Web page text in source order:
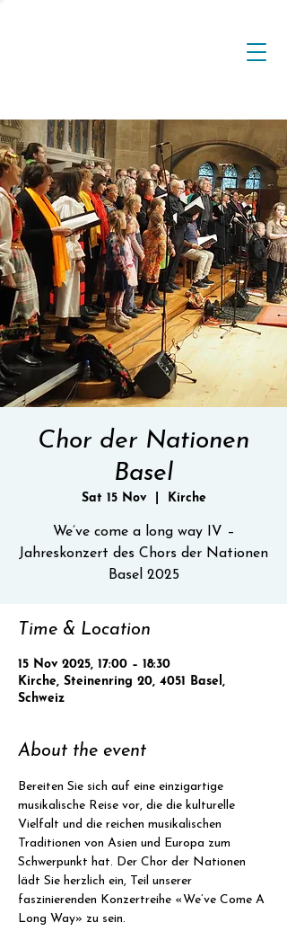
Chor der Nationen
Basel
Sat 15 Nov
  |
Kirche
We’ve come a long way IV –
Jahreskonzert des Chors der Nationen
Basel 2025
Time & Location
15 Nov 2025, 17:00 – 18:30
Kirche, Steinenring 20, 4051 Basel,
Schweiz
About the event
Bereiten Sie sich auf eine einzigartige
musikalische Reise vor, die die kulturelle
Vielfalt und die reichen musikalischen
Traditionen von Asien und Europa zum
Schwerpunkt hat. Der Chor der Nationen
lädt Sie herzlich ein, Teil unserer
faszinierenden Konzertreihe «We’ve Come A
Long Way» zu sein.